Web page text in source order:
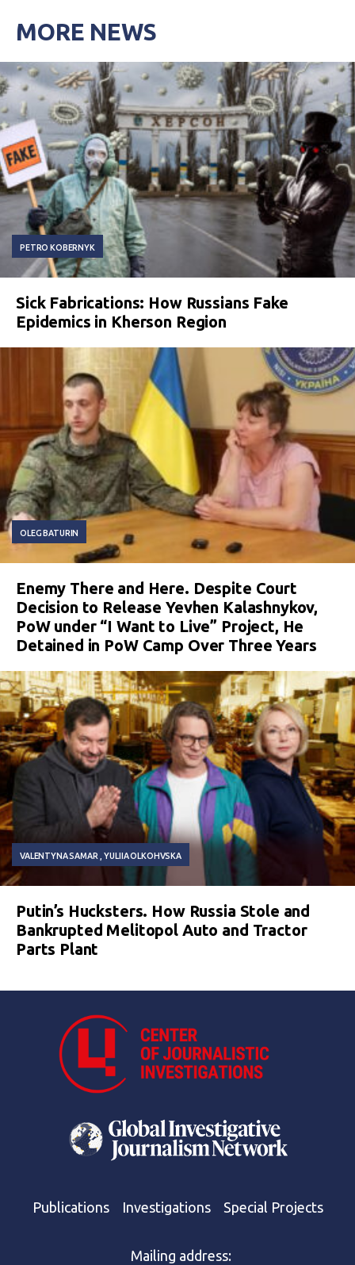
MORE NEWS
PETRO KOBERNYK
Sick Fabrications: How Russians Fake
Epidemics in Kherson Region
OLEG BATURIN
Enemy There and Here. Despite Court
Decision to Release Yevhen Kalashnykov,
PoW under “I Want to Live” Project, He
Detained in PoW Camp Over Three Years
VALENTYNA SAMAR YULIIA OLKOHVSKA
Putin’s Hucksters. How Russia Stole and
Bankrupted Melitopol Auto and Tractor
Parts Plant
Publications Investigations Special Projects
Mailing address: